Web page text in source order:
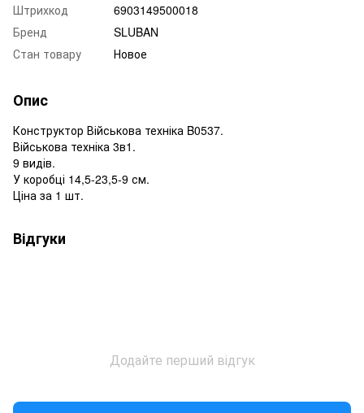
Штрихкод
6903149500018
Бренд
SLUBAN
Стан товару
Новое
Опис
Конструктор Військова техніка B0537.
Військова техніка 3в1.
9 видів.
У коробці 14,5-23,5-9 см.
Ціна за 1 шт.
Відгуки
Додайте перший відгук